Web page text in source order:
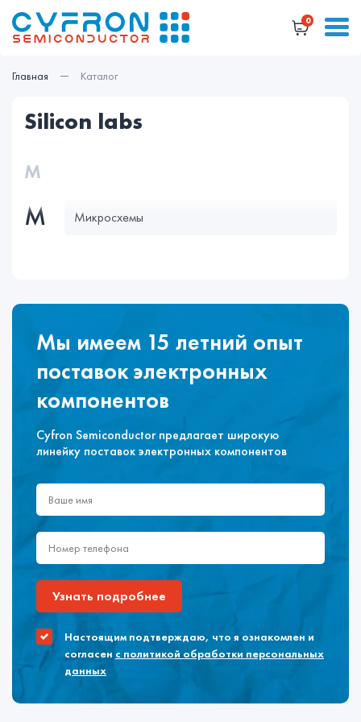
0
Главная Каталог
silicon labs
М
М Микросхемы
Мы имеем 15 летний опыт
поставок электронных
компонентов
Cyfron Semiconductor предлагает широкую
линейку поставок электронных компонентов
Узнать подробнее
Настоящим подтверждаю, что я ознакомлен и
согласен с политикой обработки персональных
данных